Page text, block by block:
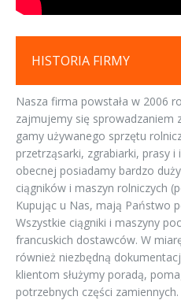
HISTORIA FIRMY
Nasza firma powstała w 2006
zajmujemy się sprowadzaniem
gamy używanego sprzętu
przetrząsarki, zgrabiarki, prasy i
obecnej posiadamy bardzo
ciągników i maszyn rolniczych
Kupując u Nas, mają Państwo
Wszystkie ciągniki i maszyny
francuskich dostawców. W
również niezbędną
klientom służymy poradą,
potrzebnych części zamiennych.